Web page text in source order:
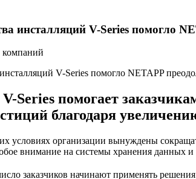
инсталляций V-Series помогло
Series помогает
благодаря
условиях организации вынуждены
внимание на системы хранения данных
заказчиков начинают применять